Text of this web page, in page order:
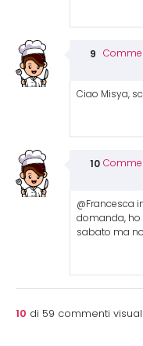
Ciao Misya,
@Francesca
domanda, ho
sabato ma
10 di 59 commenti